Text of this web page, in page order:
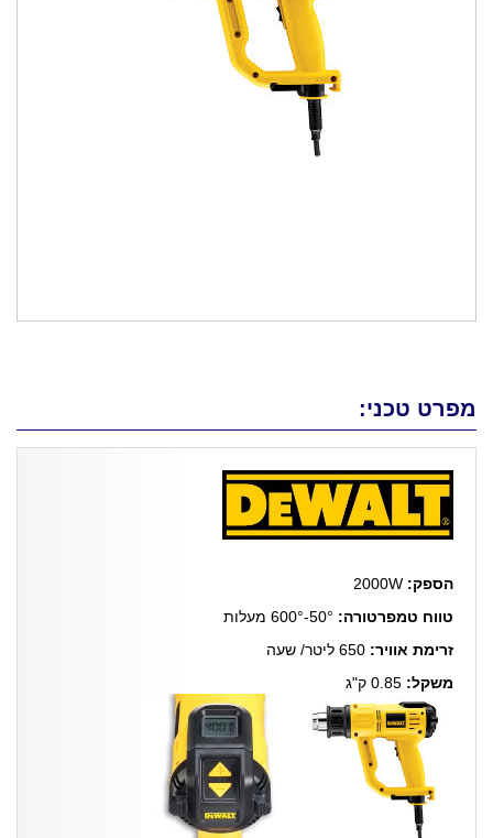
מפרט טכני:
הספק: 2000W
טווח טמפרטורה: 50°-600° מעלות
זרימת אוויר: 650 ליטר/ שעה
משקל: